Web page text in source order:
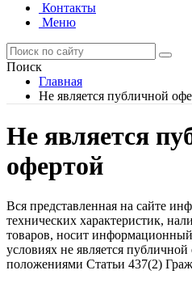
Контакты
Меню
Поиск
Главная
Не является публичной
Не является
офертой
Вся представленная на сайте
технических характеристик,
товаров, носит
условиях не является
положениями Статьи 437(2)